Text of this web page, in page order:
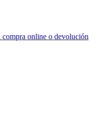
compra online o devolución